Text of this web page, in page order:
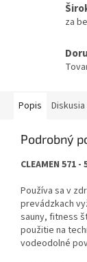
za
Popis Diskusia
Podrobný
CLEAMEN 571 -
Používa sa v
prevádzkach
sauny, fitness
použitie na
vodeodolné